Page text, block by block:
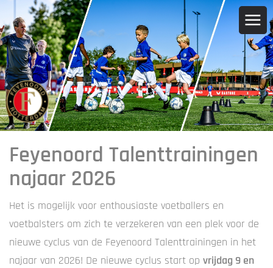
Feyenoord Talenttrainingen
najaar 2026
Het is mogelijk voor enthousiaste voetballers en
voetbalsters om zich te verzekeren van een plek voor de
nieuwe cyclus van de Feyenoord Talenttrainingen in het
najaar van 2026! De nieuwe cyclus start op vrijdag 9 en